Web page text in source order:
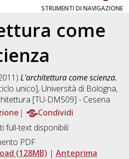
STRUMENTI DI NAVIGAZIONE
come
L'architettura come scienza.
unico], Università di Bologna,
[TU-DM509] - Cesena
Condividi
full-text disponibili:
PDF
(128MB) | Anteprima